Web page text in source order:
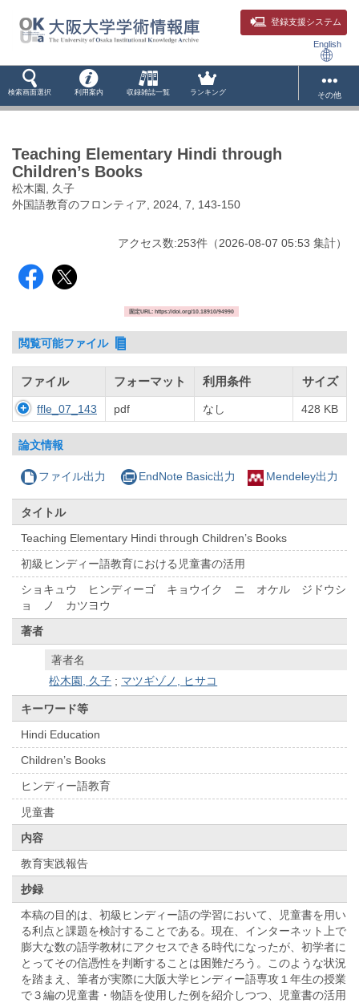
登録支援システム
English
検索画面選択 利用案内 収録雑誌一覧 ランキング その他
Teaching Elementary Hindi through
Children’s Books
松木園, 久子
外国語教育のフロンティア, 2024, 7, 143-150
アクセス数:253件 （2026-08-07 05:53 集計）
固定URL: https://doi.org/10.18910/94990
閲覧可能ファイル
ファイル フォーマット 利用条件 サイズ
ffle_07_143 pdf なし 428 KB
論文情報
ファイル出力 EndNote Basic出力 Mendeley出力
タイトル
Teaching Elementary Hindi through Children’s Books
初級ヒンディー語教育における児童書の活用
ショキュウ ヒンディーゴ キョウイク ニ オケル ジドウシ
ョ ノ カツヨウ
著者
著者名
松木園, 久子 ; マツギゾノ, ヒサコ
キーワード等
Hindi Education
Children’s Books
ヒンディー語教育
児童書
内容
教育実践報告
抄録
本稿の目的は、初級ヒンディー語の学習において、児童書を用い
る利点と課題を検討することである。現在、インターネット上で
膨大な数の語学教材にアクセスできる時代になったが、初学者に
とってその信憑性を判断することは困難だろう。このような状況
を踏まえ、筆者が実際に大阪大学ヒンディー語専攻１年生の授業
で３編の児童書・物語を使用した例を紹介しつつ、児童書の活用